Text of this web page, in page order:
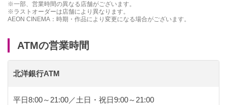
※一部、営業時間の異なる店舗がございます。
※ラストオーダーは店舗により異なります。
AEON CINEMA：時期・作品により変更になる場合がございます。
ATMの営業時間
北洋銀行ATM
平日8:00～21:00／土日・祝日9:00～21:00